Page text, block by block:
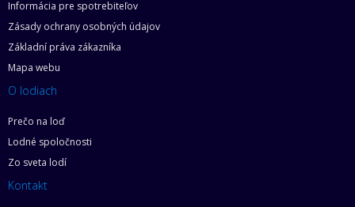
Informácia pre spotrebiteľov
Zásady ochrany osobných údajov
Základní práva zákazníka
Mapa webu
O lodiach
Prečo na loď
Lodné spoločnosti
Zo sveta lodí
Kontakt